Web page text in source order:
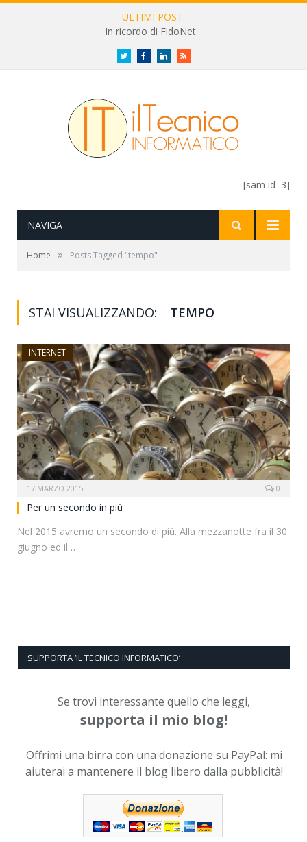
ULTIMI POST:
In ricordo di FidoNet
Twitter FacebookLinkedInRSS
[sam id=3]
NAVIGA
Home » Posts Tagged "tempo"
STAI VISUALIZZANDO: TEMPO
INTERNET
17 MARZO 2015 0
Per un secondo in più
Nel 2015 avremo un secondo di più. Alla mezzanotte fra il 30
giugno ed il…
SUPPORTA ‘IL TECNICO INFORMATICO’
Se trovi interessante quello che leggi,
supporta il mio blog!
Offrimi una birra con una donazione su PayPal: mi
aiuterai a mantenere il blog libero dalla pubblicità!